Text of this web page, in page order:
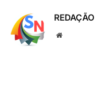
REDAÇÃO
Local